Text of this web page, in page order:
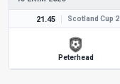
21.45 Scotland Cup 2
Peterhead